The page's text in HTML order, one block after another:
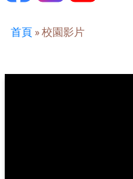
首頁 »校園影片